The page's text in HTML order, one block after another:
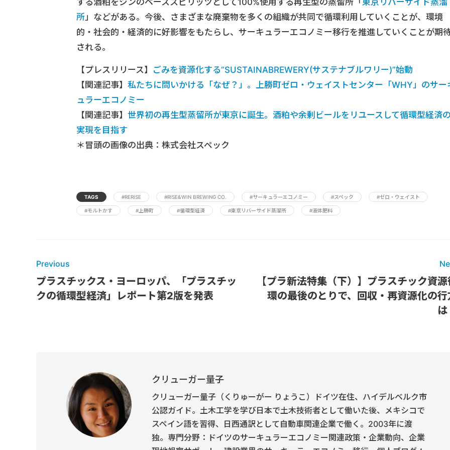
する酒粕をジンのベーススピリッツとして100%使用する再生型の蒸留所「 東京リバーサイド蒸溜
所」などがある。今後、さまざまな廃棄物を多くの組織が共同で循環利用していくことが、環境
的・社会的・経済的に好影響をもたらし、サーキュラーエコノミー移行を推進していくことが期
される。
【プレスリリース】 ごみを資源化する”SUSTAINABREWERY(サステナブルワリー)”始動
【関連記事】 私たちに問いかける「なぜ？」。上勝町ゼロ・ウェイストセンター「WHY」のサー
ュラーエコノミー
【関連記事】 世界初の再生型蒸留所が東京に誕生。酒粕や余剰ビールをリユースして循環型経済の
実現を目指す
＊冒頭の画像の出典：株式会社スペック
TAGS #RERISE #RISE&WIN BREWING CO. #サーキュラーエコノミー #スペック #ゼロ・ウェイスト
#モルトかす #上勝町 #循環型経済 #東京リバーサイド蒸溜所 #液体肥料
Previous
プラスチックス・ヨーロッパ、「プラスチッ
クの循環型経済」レポート第2版を発表
【プラ新法特集（下）】プラスチック資源
環の最後のとりで、回収・再資源化の行
は
クリューガー量子
クリューガー量子（くりゅーがー りょうこ）ドイツ在住、ハイデルベルク市
公認ガイド。土木工学を学び日本で土木技術者として働いた後、メキシコで
スペイン語を習得、日西通訳として自動車関連企業で働く。2003年に渡
独。専門分野：ドイツのサーキュラーエコノミー関連政策・企業動向、企業